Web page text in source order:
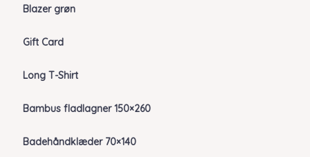
Blazer grøn
Gift Card
Long T-Shirt
Bambus fladlagner 150×260
Badehåndklæder 70×140